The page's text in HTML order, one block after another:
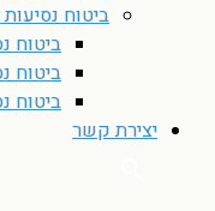
ביטוח נסיעות
ביטוח
ביטוח
ביטוח
יצירת קשר